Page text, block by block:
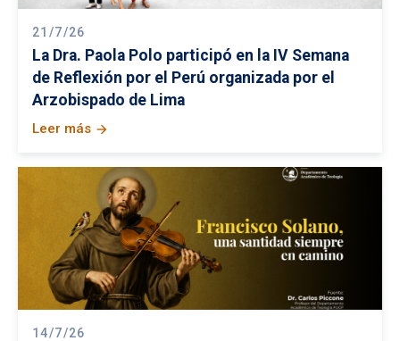
21/7/26
La Dra. Paola Polo participó en la IV Semana
de Reflexión por el Perú organizada por el
Arzobispado de Lima
Leer más arrow_forward
14/7/26